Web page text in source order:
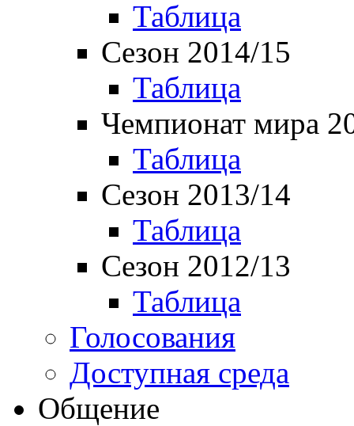
Таблица
Сезон 2014/15
Таблица
Чемпионат мира
Таблица
Сезон 2013/14
Таблица
Сезон 2012/13
Таблица
Голосования
Доступная среда
Общение